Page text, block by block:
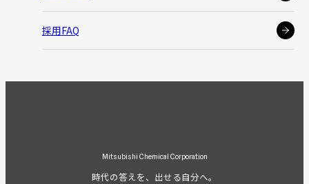
採用FAQ
Mitsubishi Chemical Corporation
時代の答えを、出せる自分へ。